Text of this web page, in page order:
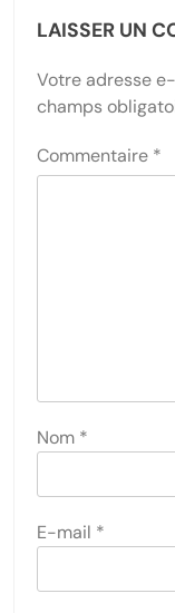
LAISSER UN
Votre adresse
champs
Commentaire *
Nom *
E-mail *